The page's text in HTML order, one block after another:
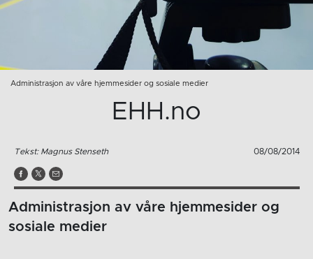
Administrasjon av våre hjemmesider og sosiale medier
EHH.no
Tekst: Magnus Stenseth 08/08/2014
Administrasjon av våre hjemmesider og
sosiale medier